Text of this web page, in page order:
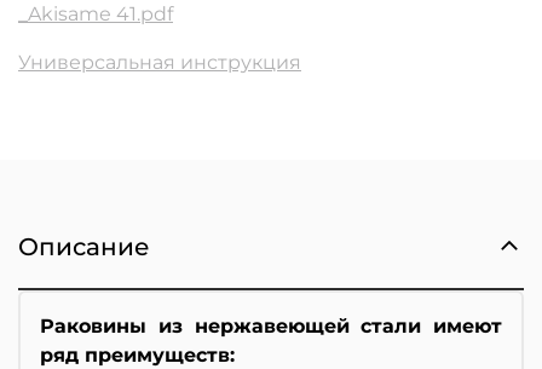
_Akisame 41.pdf
Универсальная инструкция
Описание
Раковины из нержавеющей стали имеют
ряд преимуществ: